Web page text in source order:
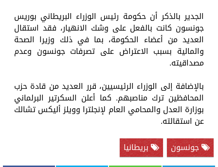
الجدير بالذكر أن حكومة رئيس الوزراء البريطاني بوريس
جونسون كانت بالفعل على وشك الانهيار، فقد استقال
العديد من أعضاء الحكومة، بما في ذلك وزيرا الصحة
والمالية بسبب الاعتراض على تصرفات جونسون وعدم
مصداقيته.
بالإضافة إلى الوزراء الرئيسيين، قرر العديد من قادة حزب
المحافظين ترك مناصبهم. كما أعلن السكرتير البرلماني
بوزارة العدل والمحامي العام لإنجلترا وويلز أليكس تشالك
عن استقالته.
جونسون
بريطانيا